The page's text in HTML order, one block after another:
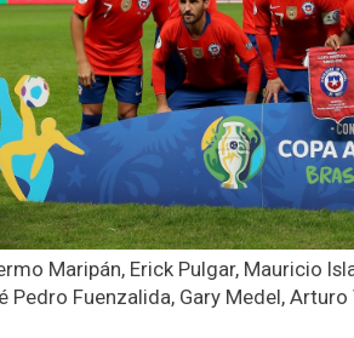
Maripán, Erick Pulgar, Mauricio
Pedro Fuenzalida, Gary Medel,